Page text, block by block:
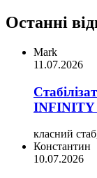
Останні
Mark
11.07.2026
INFINITY
класний
Константин
10.07.2026